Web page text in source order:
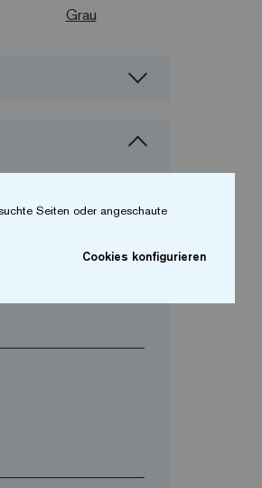
Grau
arrow_drop_down
Seiten oder angeschaute
Cookies konfigurieren